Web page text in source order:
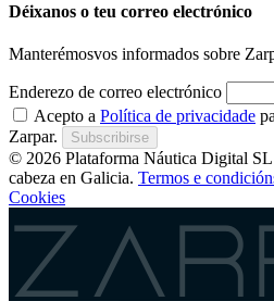
Déixanos o teu correo electrónico
Manterémosvos informados sobre
Enderezo de correo electrónico
Acepto a Política de privacidade
Zarpar.
Subscribirse
© 2026 Plataforma Náutica Digital SL
cabeza en Galicia. Termos e
Cookies